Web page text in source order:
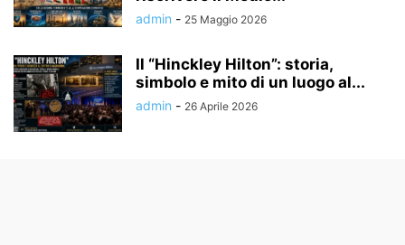
admin - 25 Maggio 2026
Il “Hinckley Hilton”: storia,
simbolo e mito di un luogo al...
admin - 26 Aprile 2026